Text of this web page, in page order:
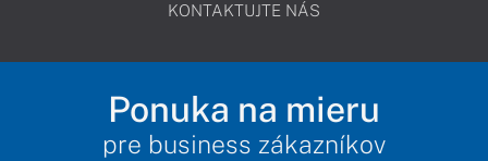
KONTAKTUJTE NÁS
Ponuka na mieru
pre business zákazníkov